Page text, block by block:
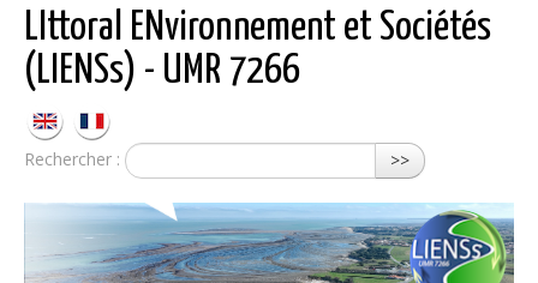
LIttoral ENvironnement et Sociétés
(LIENSs) - UMR 7266
Rechercher : >>